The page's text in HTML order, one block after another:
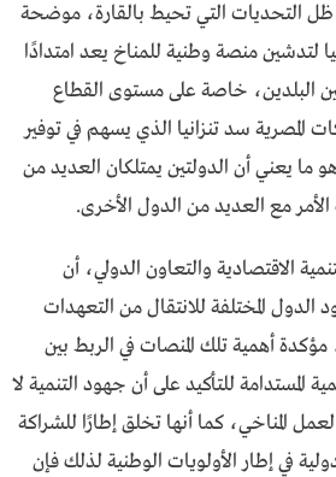
ظل التحديات التي تحيط بالقارة، موضحة
لتدشين منصة وطنية للمناخ يعد امتدادًا
بين البلدين، خاصة على مستوى القطاع
سد تنزانيا الذي يسهم في توفير
ما يعني أن الدولتين يمتلكان العديد من
مع العديد من الدول الأخرى.
الاقتصادية والتعاون الدولي، أن
الدول المختلفة للانتقال من التعهدات
مؤكدة أهمية تلك المنصات في الربط بين
المستدامة للتأكيد على أن جهود التنمية لا
المناخي، كما أنها تخلق إطارًا للشراكة
في إطار الأولويات الوطنية لذلك فإن